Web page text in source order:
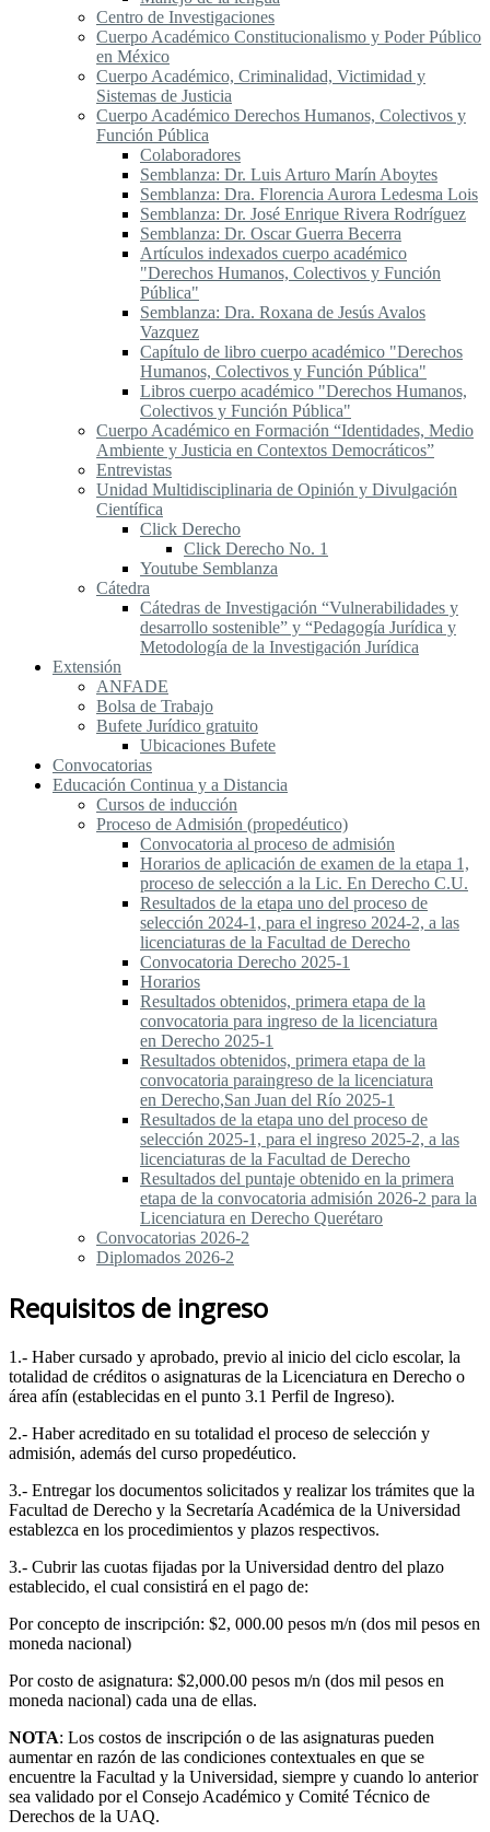
Centro de Investigaciones
Cuerpo Académico Constitucionalismo y Poder Público
en México
Cuerpo Académico, Criminalidad, Victimidad y
Sistemas de Justicia
Cuerpo Académico Derechos Humanos, Colectivos y
Función Pública
Colaboradores
Semblanza: Dr. Luis Arturo Marín Aboytes
Semblanza: Dra. Florencia Aurora Ledesma Lois
Semblanza: Dr. José Enrique Rivera Rodríguez
Semblanza: Dr. Oscar Guerra Becerra
Artículos indexados cuerpo académico
"Derechos Humanos, Colectivos y Función
Pública"
Semblanza: Dra. Roxana de Jesús Avalos
Vazquez
Capítulo de libro cuerpo académico "Derechos
Humanos, Colectivos y Función Pública"
Libros cuerpo académico "Derechos Humanos,
Colectivos y Función Pública"
Cuerpo Académico en Formación “Identidades, Medio
Ambiente y Justicia en Contextos Democráticos”
Entrevistas
Unidad Multidisciplinaria de Opinión y Divulgación
Científica
Click Derecho
Click Derecho No. 1
Youtube Semblanza
Cátedra
Cátedras de Investigación “Vulnerabilidades y
desarrollo sostenible” y “Pedagogía Jurídica y
Metodología de la Investigación Jurídica
Extensión
ANFADE
Bolsa de Trabajo
Bufete Jurídico gratuito
Ubicaciones Bufete
Convocatorias
Educación Continua y a Distancia
Cursos de inducción
Proceso de Admisión (propedéutico)
Convocatoria al proceso de admisión
Horarios de aplicación de examen de la etapa 1,
proceso de selección a la Lic. En Derecho C.U.
Resultados de la etapa uno del proceso de
selección 2024-1, para el ingreso 2024-2, a las
licenciaturas de la Facultad de Derecho
Convocatoria Derecho 2025-1
Horarios
Resultados obtenidos, primera etapa de la
convocatoria para ingreso de la licenciatura
en Derecho 2025-1
Resultados obtenidos, primera etapa de la
convocatoria paraingreso de la licenciatura
en Derecho,San Juan del Río 2025-1
Resultados de la etapa uno del proceso de
selección 2025-1, para el ingreso 2025-2, a las
licenciaturas de la Facultad de Derecho
Resultados del puntaje obtenido en la primera
etapa de la convocatoria admisión 2026-2 para la
Licenciatura en Derecho Querétaro
Convocatorias 2026-2
Diplomados 2026-2
Requisitos de ingreso
1.- Haber cursado y aprobado, previo al inicio del ciclo escolar, la
totalidad de créditos o asignaturas de la Licenciatura en Derecho o
área afín (establecidas en el punto 3.1 Perfil de Ingreso).
2.- Haber acreditado en su totalidad el proceso de selección y
admisión, además del curso propedéutico.
3.- Entregar los documentos solicitados y realizar los trámites que la
Facultad de Derecho y la Secretaría Académica de la Universidad
establezca en los procedimientos y plazos respectivos.
3.- Cubrir las cuotas fijadas por la Universidad dentro del plazo
establecido, el cual consistirá en el pago de:
Por concepto de inscripción: $2, 000.00 pesos m/n (dos mil pesos en
moneda nacional)
Por costo de asignatura: $2,000.00 pesos m/n (dos mil pesos en
moneda nacional) cada una de ellas.
NOTA: Los costos de inscripción o de las asignaturas pueden
aumentar en razón de las condiciones contextuales en que se
encuentre la Facultad y la Universidad, siempre y cuando lo anterior
sea validado por el Consejo Académico y Comité Técnico de
Derechos de la UAQ.